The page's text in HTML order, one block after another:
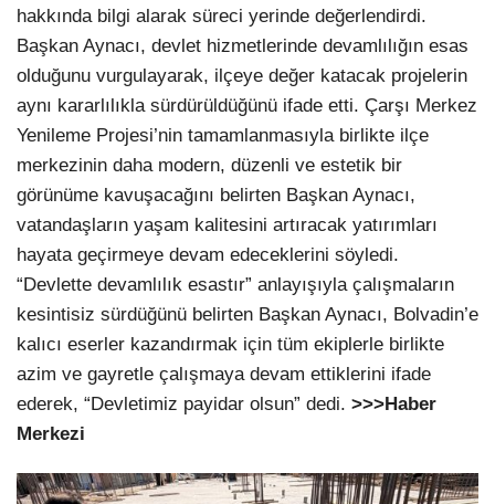
hakkında bilgi alarak süreci yerinde değerlendirdi.
Başkan Aynacı, devlet hizmetlerinde devamlılığın esas
olduğunu vurgulayarak, ilçeye değer katacak projelerin
aynı kararlılıkla sürdürüldüğünü ifade etti. Çarşı Merkez
Yenileme Projesi’nin tamamlanmasıyla birlikte ilçe
merkezinin daha modern, düzenli ve estetik bir
görünüme kavuşacağını belirten Başkan Aynacı,
vatandaşların yaşam kalitesini artıracak yatırımları
hayata geçirmeye devam edeceklerini söyledi.
“Devlette devamlılık esastır” anlayışıyla çalışmaların
kesintisiz sürdüğünü belirten Başkan Aynacı, Bolvadin’e
kalıcı eserler kazandırmak için tüm ekiplerle birlikte
azim ve gayretle çalışmaya devam ettiklerini ifade
ederek, “Devletimiz payidar olsun” dedi. >>>Haber
Merkezi